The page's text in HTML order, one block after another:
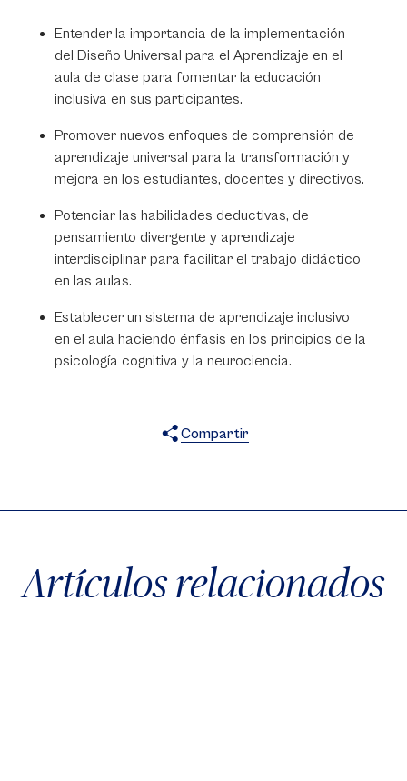
Entender la importancia de la implementación
del Diseño Universal para el Aprendizaje en el
aula de clase para fomentar la educación
inclusiva en sus participantes.
Promover nuevos enfoques de comprensión de
aprendizaje universal para la transformación y
mejora en los estudiantes, docentes y directivos.
Potenciar las habilidades deductivas, de
pensamiento divergente y aprendizaje
interdisciplinar para facilitar el trabajo didáctico
en las aulas.
Establecer un sistema de aprendizaje inclusivo
en el aula haciendo énfasis en los principios de la
psicología cognitiva y la neurociencia.
Compartir
Artículos relacionados